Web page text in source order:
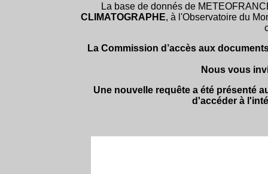
La base de donnés de
CLIMATOGRAPHE, à l'Observatoire du
La Commission d’accès aux
Nous vous
Une nouvelle requête a été présenté
d'accéder à